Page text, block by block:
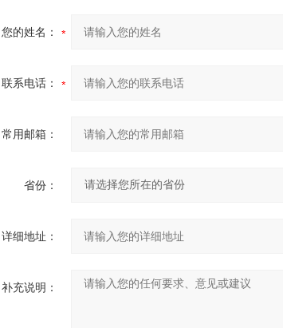
您的姓名：
联系电话：
常用邮箱：
省份：
详细地址：
补充说明：